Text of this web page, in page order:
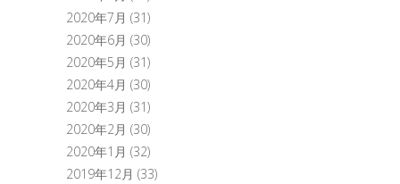
2020年7月 (31)
2020年6月 (30)
2020年5月 (31)
2020年4月 (30)
2020年3月 (31)
2020年2月 (30)
2020年1月 (32)
2019年12月 (33)